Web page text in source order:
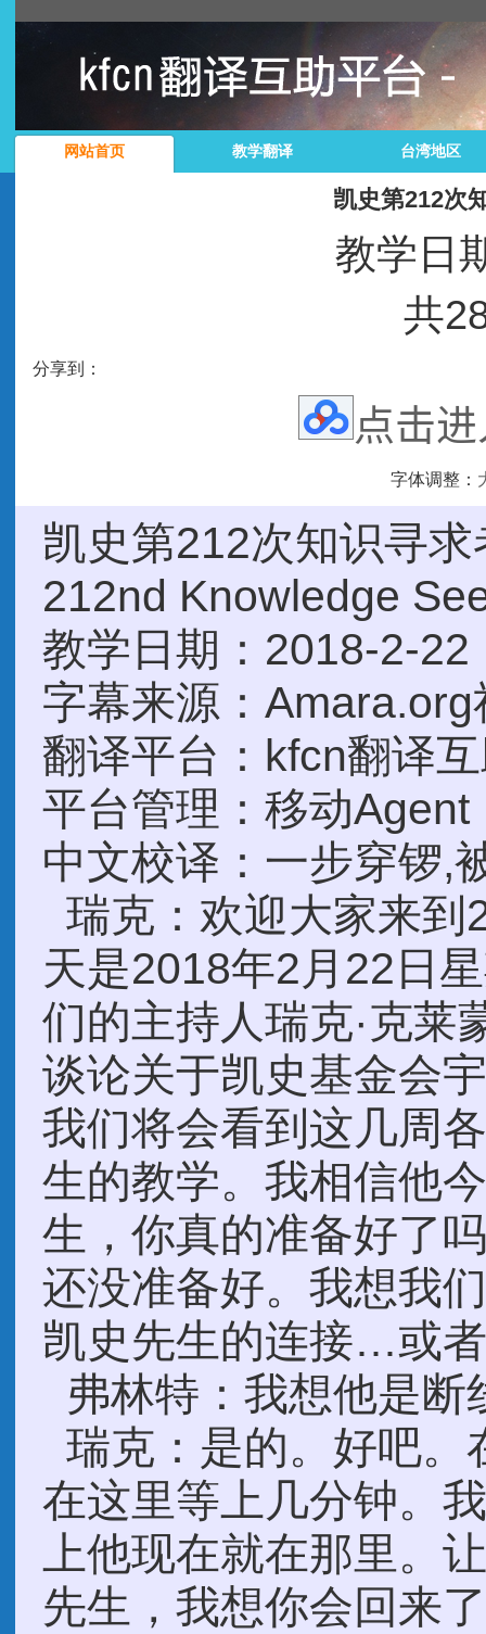
网站首页 教学翻译 台湾地区
凯史第212次
教学日
共
分享到：
点击
字体调整：
凯史第212次知识寻
212nd Knowledge
教学日期：2018-2-22
字幕来源：
翻译平台：kfcn翻译
平台管理：移动Agent
中文校译：一步穿锣,
瑞克：欢迎大家来到
天是2018年2月22日
们的主持人瑞克·克莱
谈论关于凯史基金会
我们将会看到这几周
生的教学。我相信他
生，你真的准备好了
还没准备好。我想我
凯史先生的连接…或
弗林特：我想他是断
瑞克：是的。好吧。
在这里等上几分钟。
上他现在就在那里。
先生，我想你会回来